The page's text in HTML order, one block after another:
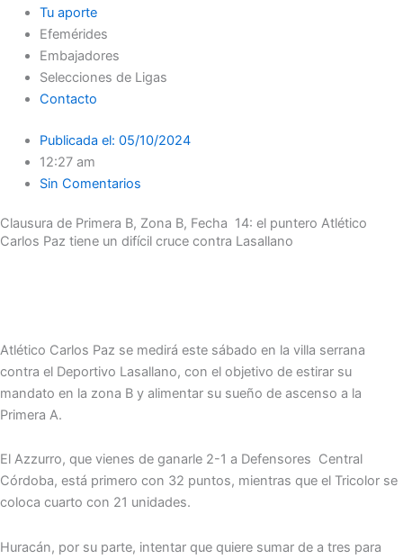
Tu aporte
Efemérides
Embajadores
Selecciones de Ligas
Contacto
Publicada el: 05/10/2024
12:27 am
Sin Comentarios
Clausura de Primera B, Zona B, Fecha 14: el puntero Atlético
Carlos Paz tiene un difícil cruce contra Lasallano
Atlético Carlos Paz se medirá este sábado en la villa serrana
contra el Deportivo Lasallano, con el objetivo de estirar su
mandato en la zona B y alimentar su sueño de ascenso a la
Primera A.
El Azzurro, que vienes de ganarle 2-1 a Defensores Central
Córdoba, está primero con 32 puntos, mientras que el Tricolor se
coloca cuarto con 21 unidades.
Huracán, por su parte, intentar que quiere sumar de a tres para